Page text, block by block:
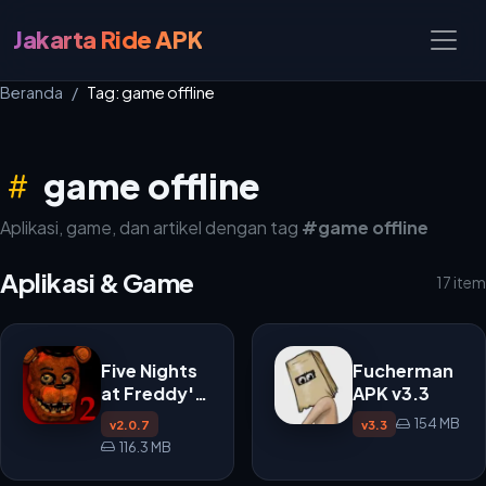
Jakarta Ride APK
Beranda Tag: game offline
game offline
Aplikasi, game, dan artikel dengan tag #game offline
Aplikasi & Game 17 item
Five Nights
at Freddy's
2 APK
v2.0.7
116.3 MB
Fucherman
APK v3.3
v3.3 154 MB